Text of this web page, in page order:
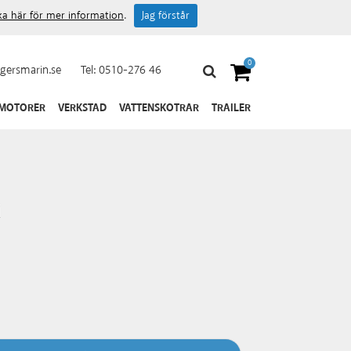
Tel:0510-276 46 0
VERKSTAD VATTENSKOTRAR TRAILER
här för mer information. Jag förstår